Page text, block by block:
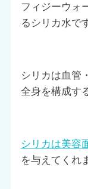
フィジーウォ
るシリカ水で
シリカは血管
全身を構成す
シリカは美容
を与えてくれ